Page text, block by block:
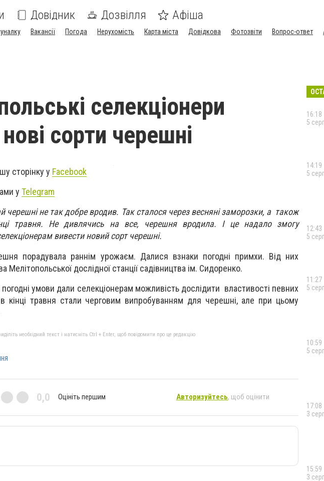
Довідник Дозвілля Афіша
Вакансії Погода Нерухомість Карта міста Довідкова Фотозвіти Вопрос-ответ
селекціонери
сорти черешні
сторінку у Facebook
у Telegram
черешні не так добре вродив. Так сталося через весняні заморозки, а також
травня. Не дивлячись на все, черешня вродила. І це надало змогу
вивести новий сорт черешні.
порадувала раннім урожаєм. Далися взнаки погодні примхи. Від них
Мелітопольської дослідної станції садівництва ім. Сидоренко.
умови дали селекціонерам можливість дослідити властивості певних
в кінці травня стали черговим випробуванням для черешні, але при цьому
необхідний текст і натисніть Ctrl + Enter, щоб повідомити про це редакцію
0,0 Оцініть першим Авторизуйтесь, щоб оцінити
16:18
5
14:19
5
12:43
5
11:27
5
10:59
5
17:08
3
15:59
3